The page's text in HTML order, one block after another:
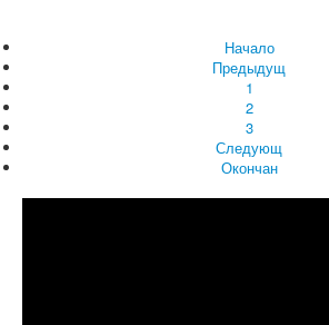
Начало
Предыдущ
1
2
3
Следующ
Окончан